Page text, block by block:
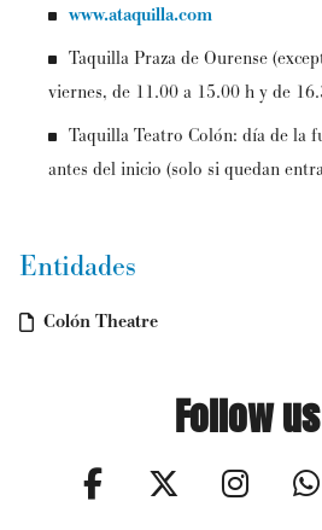
www.ataquilla.com
Taquilla Praza de Ourense
viernes, de 11.00 a 15.00 h y de
Taquilla Teatro Colón: día de la
antes del inicio (solo si quedan
Entidades
Colón Theatre
Follow